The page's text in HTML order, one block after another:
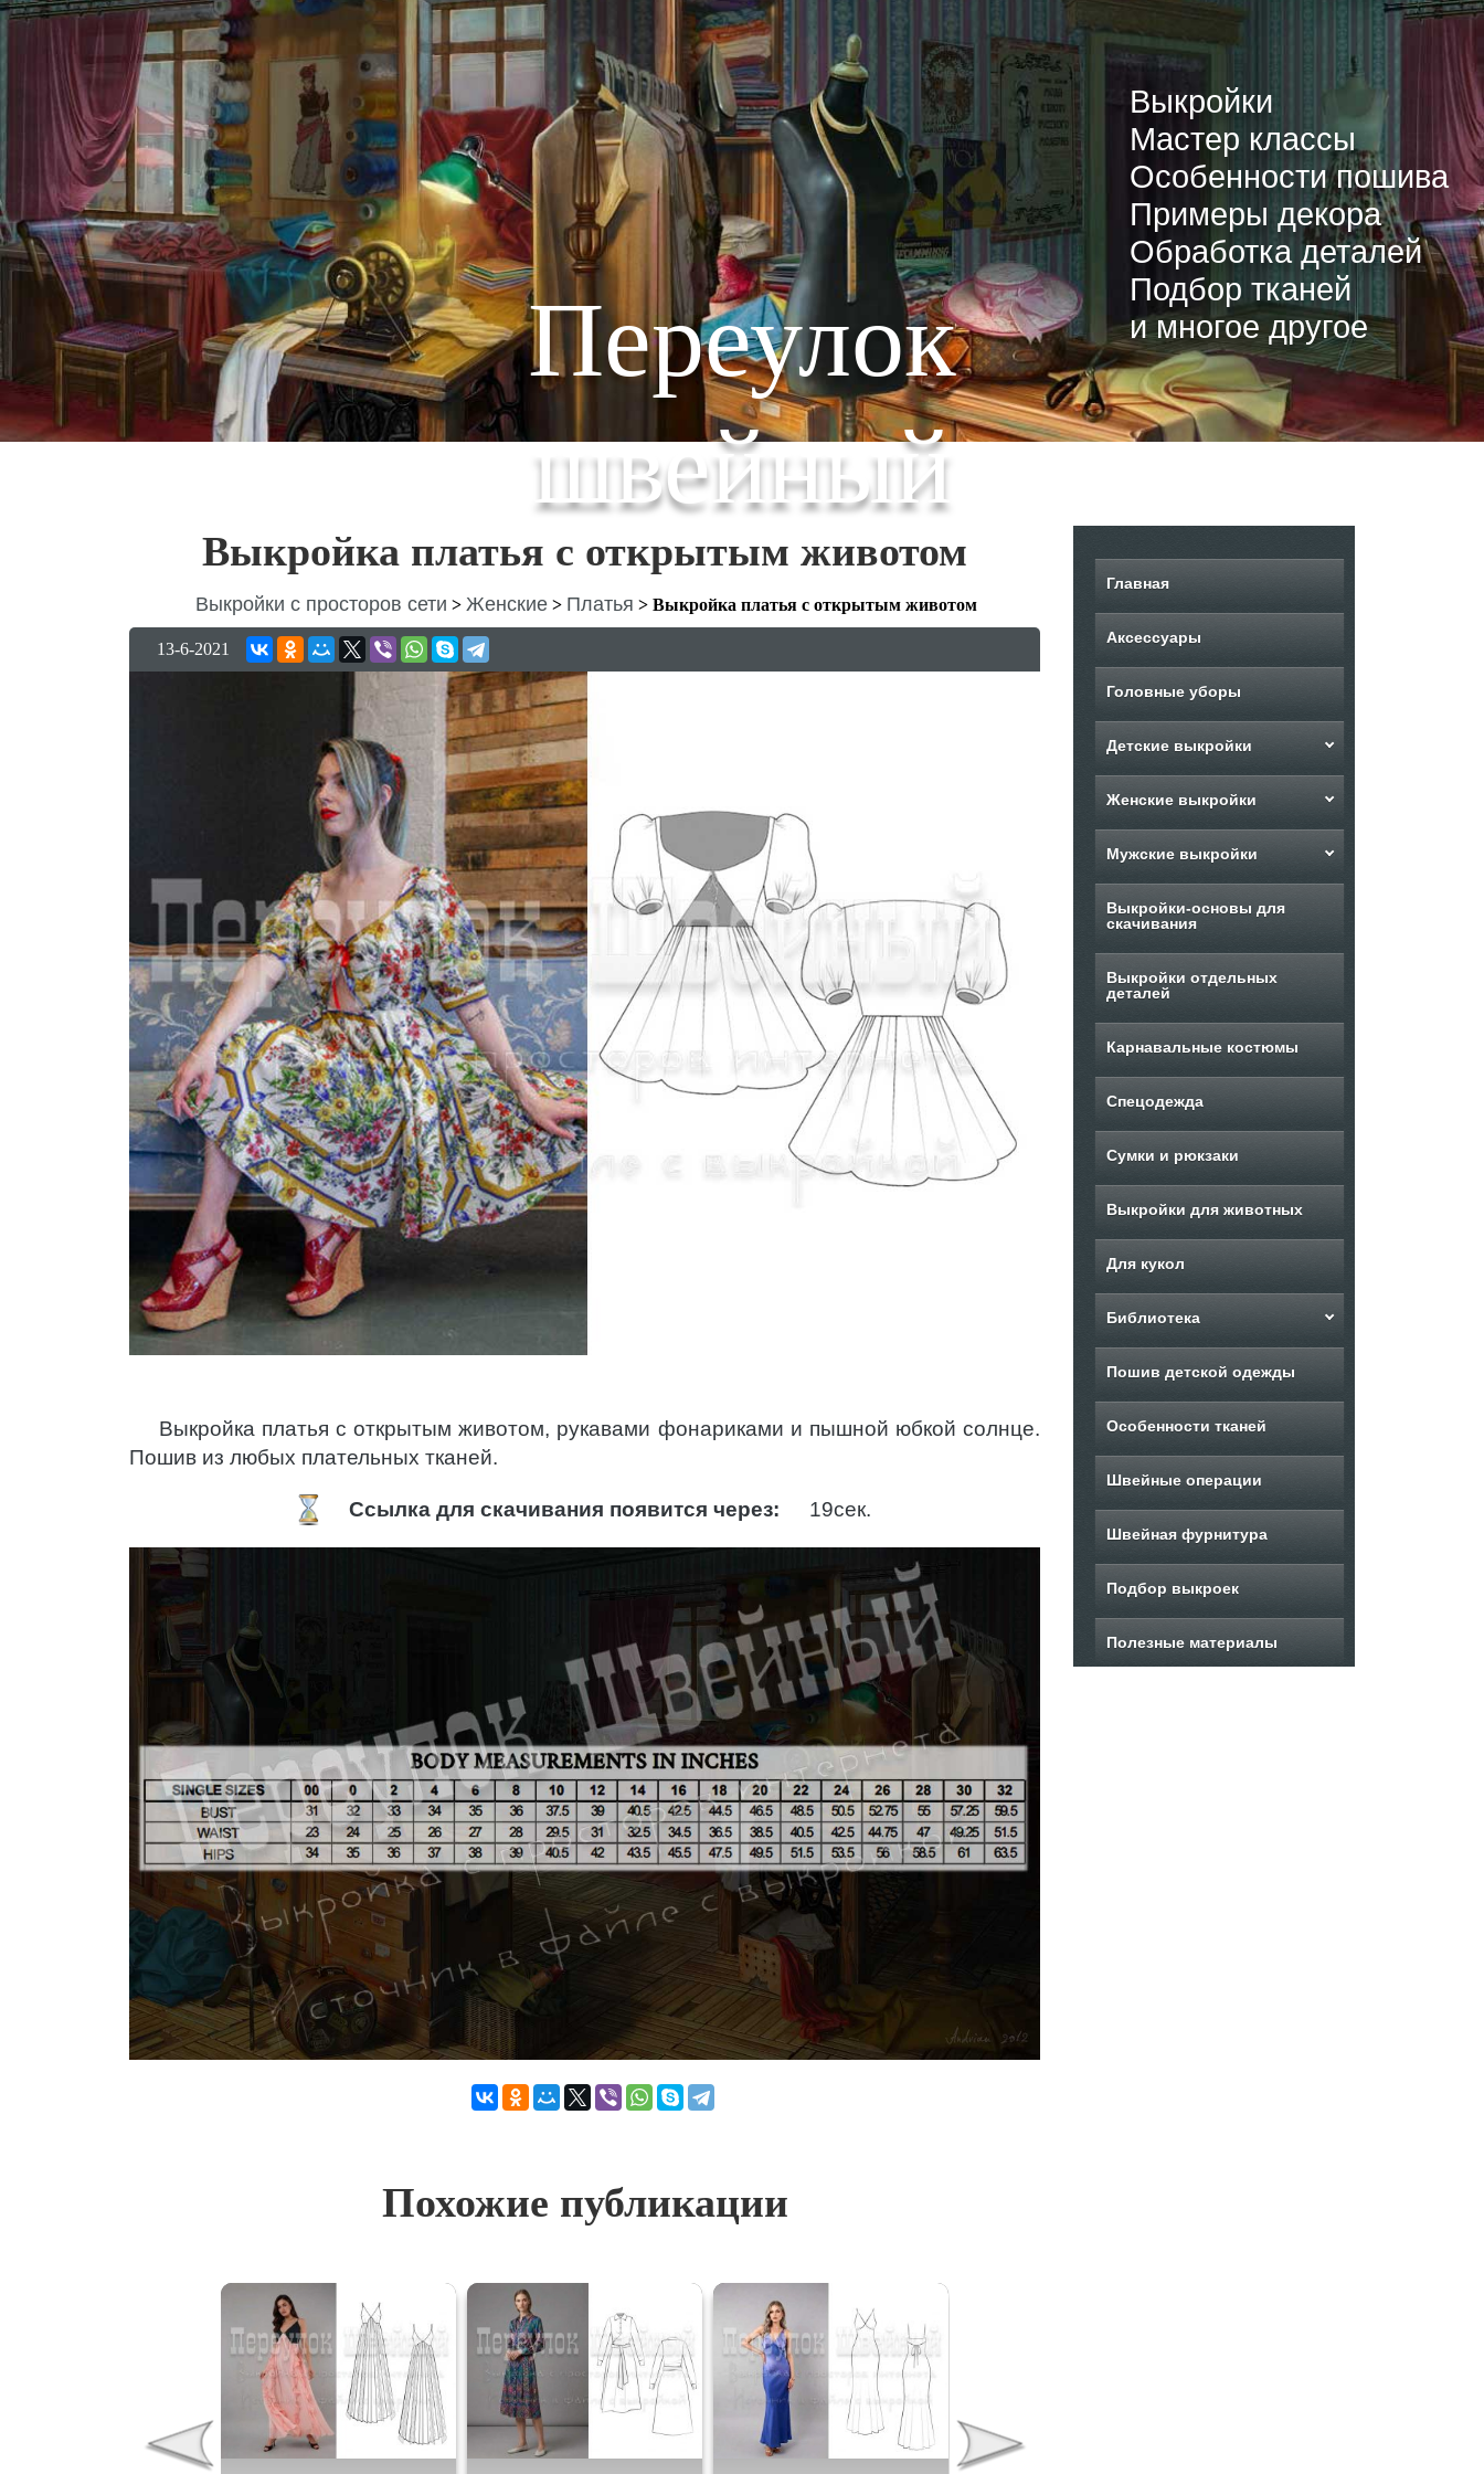
Переулок
швейный
Выкройки
Мастер классы
Особенности пошива
Примеры декора
Обработка деталей
Подбор тканей
и многое другое
Выкройка платья с открытым животом
Выкройки с просторов сети > Женские > Платья > Выкройка платья с открытым животом
13-6-2021
Выкройка платья с открытым животом, рукавами фонариками и пышной юбкой солнце.
Пошив из любых плательных тканей.
Ссылка для скачивания появится через: 18сек.
Похожие публикации
Главная
Аксессуары
Головные уборы
Детские выкройки
Женские выкройки
Мужские выкройки
Выкройки-основы для
скачивания
Выкройки отдельных
деталей
Карнавальные костюмы
Спецодежда
Сумки и рюкзаки
Выкройки для животных
Для кукол
Библиотека
Пошив детской одежды
Особенности тканей
Швейные операции
Швейная фурнитура
Подбор выкроек
Полезные материалы